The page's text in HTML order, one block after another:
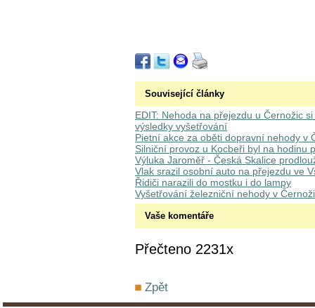
Související články
EDIT: Nehoda na přejezdu u Černožic
výsledky vyšetřování
Pietní akce za oběti dopravní nehody v
Silniční provoz u Kocbeři byl na hodinu
Výluka Jaroměř - Česká Skalice
Vlak srazil osobní auto na přejezdu ve
Řidiči narazili do mostku i do lampy
Vyšetřování železniční nehody v
Vaše komentáře
Přečteno 2231x
Zpět